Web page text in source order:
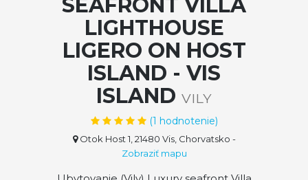
SEAFRONT VILLA
LIGHTHOUSE
LIGERO ON HOST
ISLAND - VIS
ISLAND VILY
(1 hodnotenie)
Otok Host 1, 21480 Vis, Chorvatsko -
Zobraziť mapu